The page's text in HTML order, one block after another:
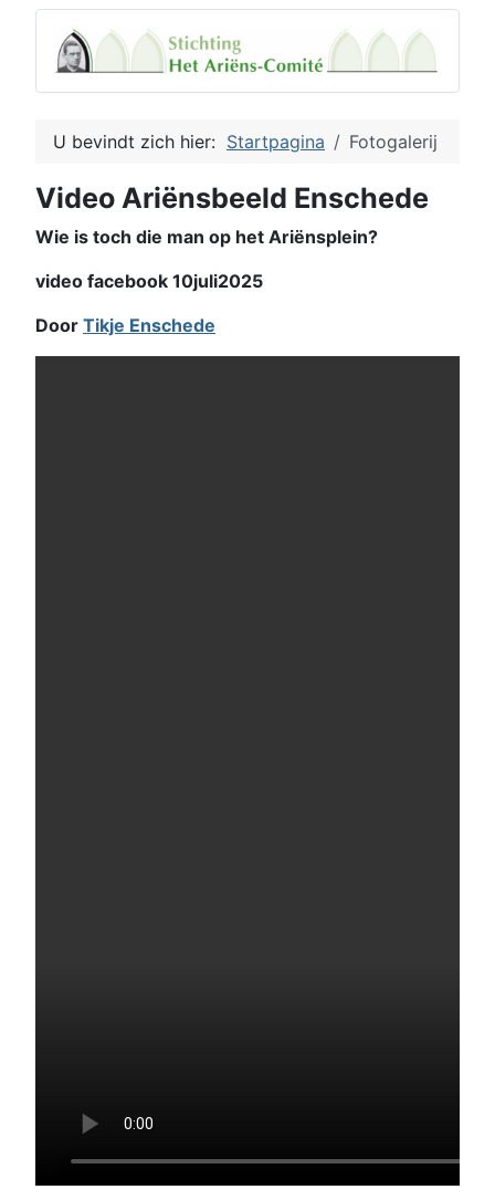
U bevindt zich hier: Startpagina Fotogalerij
Video Ariënsbeeld Enschede
Wie is toch die man op het Ariënsplein?
video facebook 10juli2025
Door Tikje Enschede